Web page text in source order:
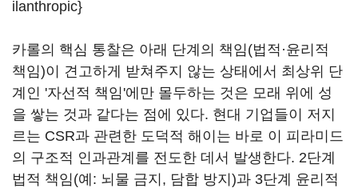
ilanthropic}
카롤의 핵심 통찰은 아래 단계의 책임(법적·윤리적
책임)이 견고하게 받쳐주지 않는 상태에서 최상위 단
계인 '자선적 책임'에만 몰두하는 것은 모래 위에 성
을 쌓는 것과 같다는 점에 있다. 현대 기업들이 저지
르는 CSR과 관련한 도덕적 해이는 바로 이 피라미드
의 구조적 인과관계를 전도한 데서 발생한다. 2단계
법적 책임(예: 뇌물 금지, 담합 방지)과 3단계 윤리적